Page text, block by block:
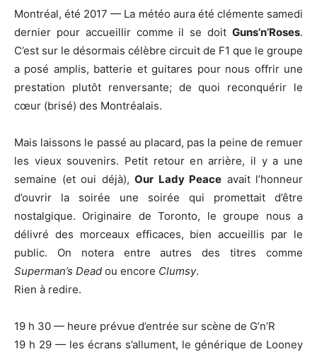
Montréal, été 2017 — La météo aura été clémente samedi
dernier pour accueillir comme il se doit Guns’n’Roses.
C’est sur le désormais célèbre circuit de F1 que le groupe
a posé amplis, batterie et guitares pour nous offrir une
prestation plutôt renversante; de quoi reconquérir le
cœur (brisé) des Montréalais.
Mais laissons le passé au placard, pas la peine de remuer
les vieux souvenirs. Petit retour en arrière, il y a une
semaine (et oui déjà), Our Lady Peace avait l’honneur
d’ouvrir la soirée une soirée qui promettait d’être
nostalgique. Originaire de Toronto, le groupe nous a
délivré des morceaux efficaces, bien accueillis par le
public. On notera entre autres des titres comme
Superman’s Dead ou encore Clumsy.
Rien à redire.
19 h 30 — heure prévue d’entrée sur scène de G’n’R
19 h 29 — les écrans s’allument, le générique de Looney